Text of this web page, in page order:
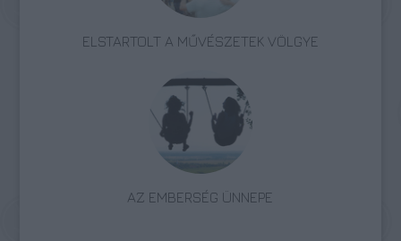
ELSTARTOLT A MŰVÉSZETEK VÖLGYE
AZ EMBERSÉG ÜNNEPE